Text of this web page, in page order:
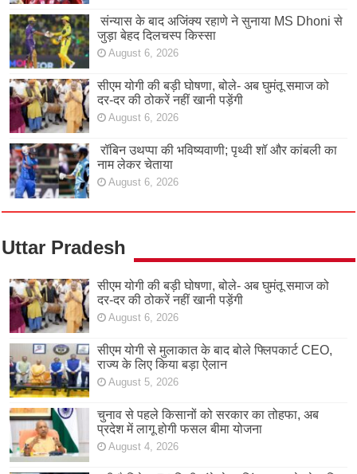
संन्यास के बाद अजिंक्‍य रहाणे ने सुनाया MS Dhoni से
जुड़ा बेहद दिलचस्प किस्सा
August 6, 2026
सीएम योगी की बड़ी घोषणा, बोले- अब घुमंतू समाज को
दर-दर की ठोकरें नहीं खानी पड़ेंगी
August 6, 2026
रॉबिन उथप्पा की भविष्यवाणी; पृथ्वी शॉ और कांबली का
नाम लेकर चेताया
August 6, 2026
Uttar Pradesh
सीएम योगी की बड़ी घोषणा, बोले- अब घुमंतू समाज को
दर-दर की ठोकरें नहीं खानी पड़ेंगी
August 6, 2026
सीएम योगी से मुलाकात के बाद बोले फ्लिपकार्ट CEO,
राज्य के लिए किया बड़ा ऐलान
August 5, 2026
चुनाव से पहले किसानों को सरकार का तोहफा, अब
प्रदेश में लागू होगी फसल बीमा योजना
August 4, 2026